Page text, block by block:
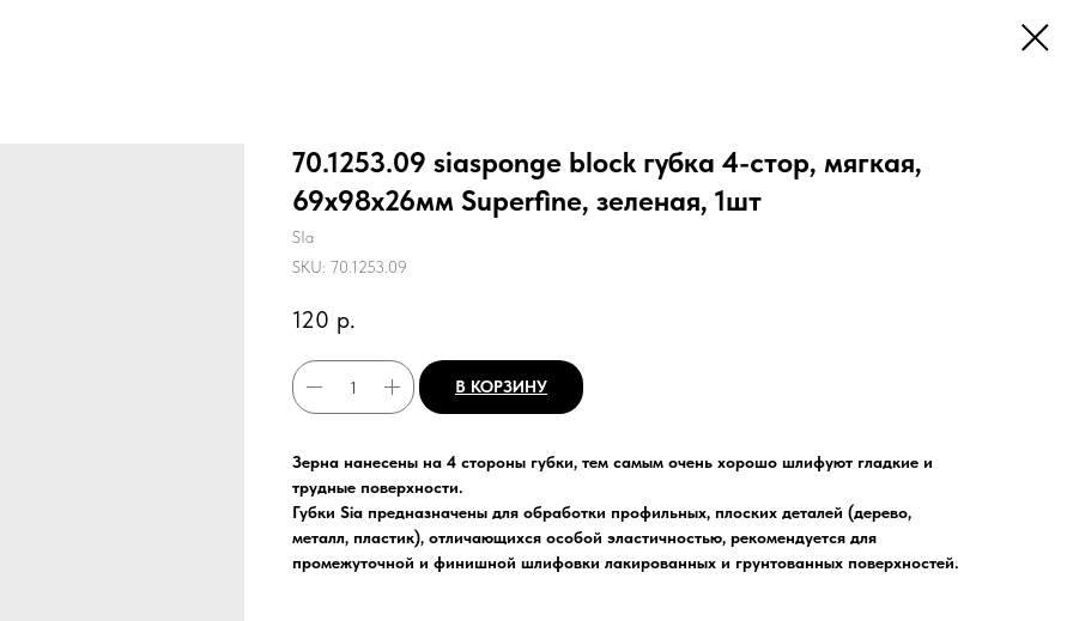
70.1253.09 siasponge block губка 4-стор, мягкая,
69x98x26мм Superfine, зеленая, 1шт
SIa
SKU: 70.1253.09
120 р.
В КОРЗИНУ
Зерна нанесены на 4 стороны губки, тем самым очень хорошо шлифуют гладкие и
трудные поверхности.
Губки Sia предназначены для обработки профильных, плоских деталей (дерево,
металл, пластик), отличающихся особой эластичностью, рекомендуется для
промежуточной и финишной шлифовки лакированных и грунтованных поверхностей.